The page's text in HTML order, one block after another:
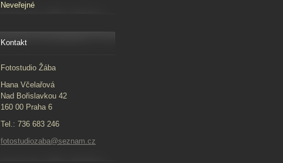
Neveřejné
Kontakt
Fotostudio Žába
Hana Včelařová
Nad Bořislavkou 42
160 00 Praha 6
Tel.: 736 683 246
fotostudiozaba@seznam.cz